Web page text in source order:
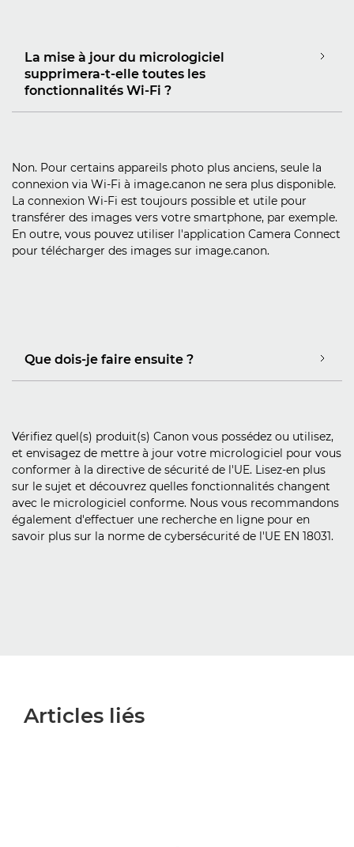
La mise à jour du micrologiciel
supprimera-t-elle toutes les
fonctionnalités Wi-Fi ?
Non. Pour certains appareils photo plus anciens, seule la
connexion via Wi-Fi à image.canon ne sera plus disponible.
La connexion Wi-Fi est toujours possible et utile pour
transférer des images vers votre smartphone, par exemple.
En outre, vous pouvez utiliser l'application Camera Connect
pour télécharger des images sur image.canon.
Que dois-je faire ensuite ?
Vérifiez quel(s) produit(s) Canon vous possédez ou utilisez,
et envisagez de mettre à jour votre micrologiciel pour vous
conformer à la directive de sécurité de l'UE. Lisez-en plus
sur le sujet et découvrez quelles fonctionnalités changent
avec le micrologiciel conforme. Nous vous recommandons
également d'effectuer une recherche en ligne pour en
savoir plus sur la norme de cybersécurité de l'UE EN 18031.
Articles liés